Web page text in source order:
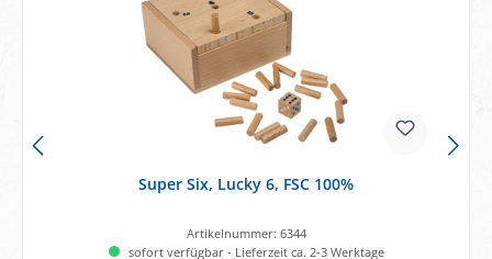
Super Six, Lucky 6, FSC 100%
Artikelnummer: 6344
sofort verfügbar - Lieferzeit ca. 2-3 Werktage